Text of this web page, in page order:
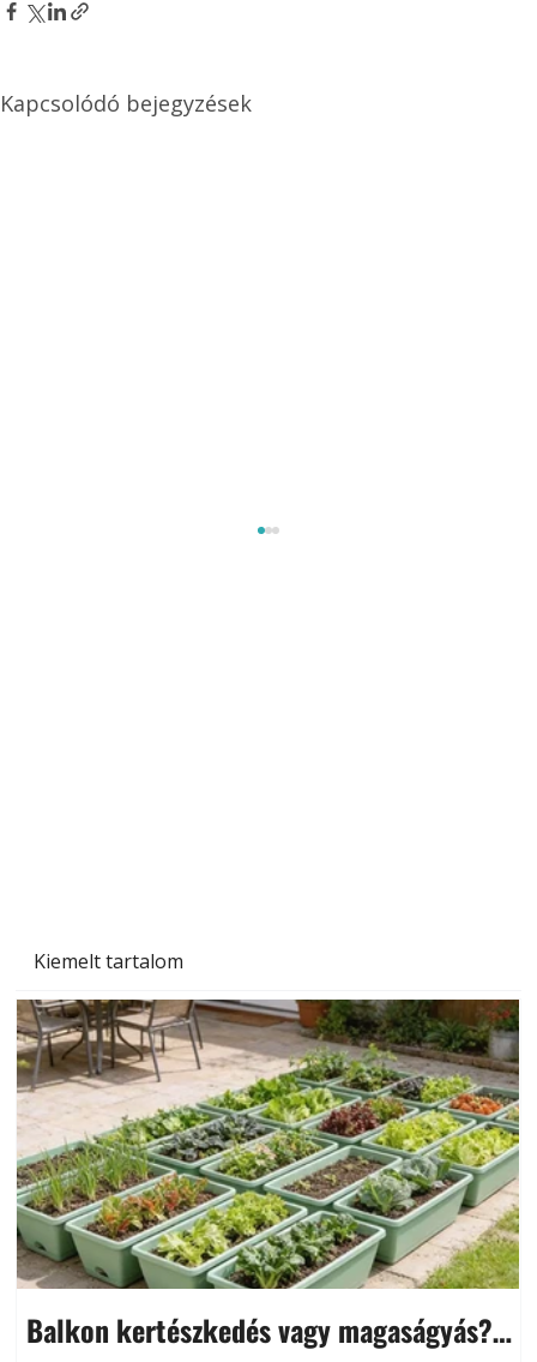
Kiemelt tartalom
Balkon kertészkedés vagy magaságyás?
Kapcsolódó bejegyzések